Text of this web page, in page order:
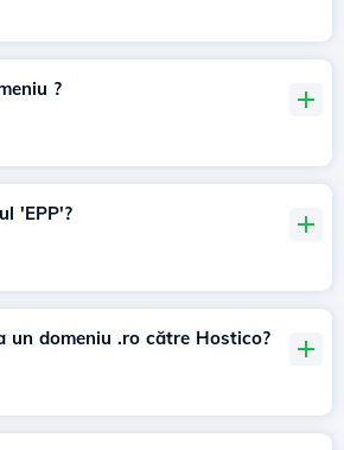
?
'EPP'?
un domeniu .ro către Hostico?